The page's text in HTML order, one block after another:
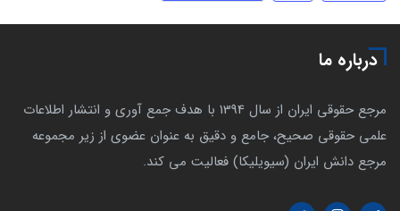
درباره ما
مرجع حقوقی ایران از سال 1394 با هدف جمع آوری و انتشار اطلاعات
علمی حقوقی صحیح، جامع و دقیق به عنوان عضوی از زیر مجموعه
مرجع دانش ایران (سیویلیکا) فعالیت می کند.